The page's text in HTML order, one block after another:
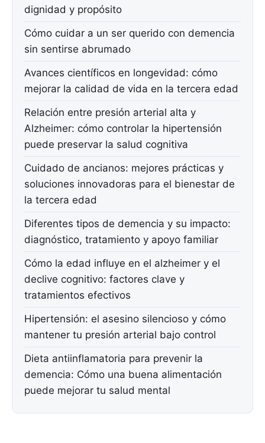
dignidad y propósito
Cómo cuidar a un ser querido con demencia
sin sentirse abrumado
Avances científicos en longevidad: cómo
mejorar la calidad de vida en la tercera edad
Relación entre presión arterial alta y
Alzheimer: cómo controlar la hipertensión
puede preservar la salud cognitiva
Cuidado de ancianos: mejores prácticas y
soluciones innovadoras para el bienestar de
la tercera edad
Diferentes tipos de demencia y su impacto:
diagnóstico, tratamiento y apoyo familiar
Cómo la edad influye en el alzheimer y el
declive cognitivo: factores clave y
tratamientos efectivos
Hipertensión: el asesino silencioso y cómo
mantener tu presión arterial bajo control
Dieta antiinflamatoria para prevenir la
demencia: Cómo una buena alimentación
puede mejorar tu salud mental